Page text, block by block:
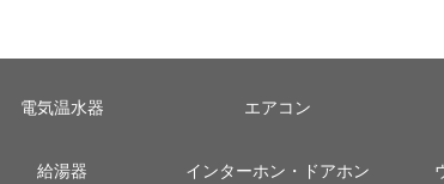
電気温水器 エアコン
給湯器 インターホン・ドアホン